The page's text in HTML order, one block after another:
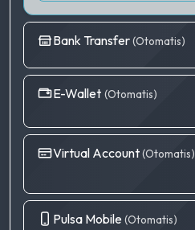
Bank Transfer(Otomatis)
E-Wallet (Otomatis)
Virtual Account(Otomatis)
Pulsa Mobile (Otomatis)